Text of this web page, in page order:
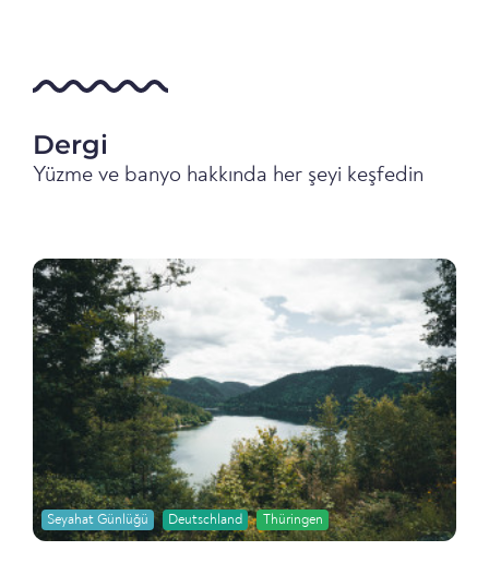
Dergi
Yüzme ve banyo hakkında her şeyi keşfedin
Seyahat Günlüğü Deutschland Thüringen